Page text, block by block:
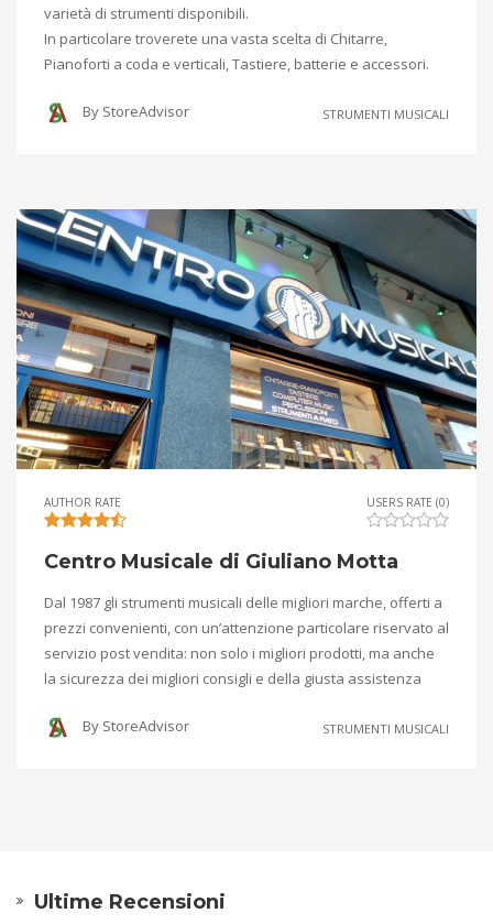
varietà di strumenti disponibili.
In particolare troverete una vasta scelta di Chitarre,
Pianoforti a coda e verticali, Tastiere, batterie e accessori.
By StoreAdvisor STRUMENTI MUSICALI
AUTHOR RATE USERS RATE (0)
Centro Musicale di Giuliano Motta
Dal 1987 gli strumenti musicali delle migliori marche, offerti a
prezzi convenienti, con un’attenzione particolare riservato al
servizio post vendita: non solo i migliori prodotti, ma anche
la sicurezza dei migliori consigli e della giusta assistenza
By StoreAdvisor STRUMENTI MUSICALI
Ultime Recensioni